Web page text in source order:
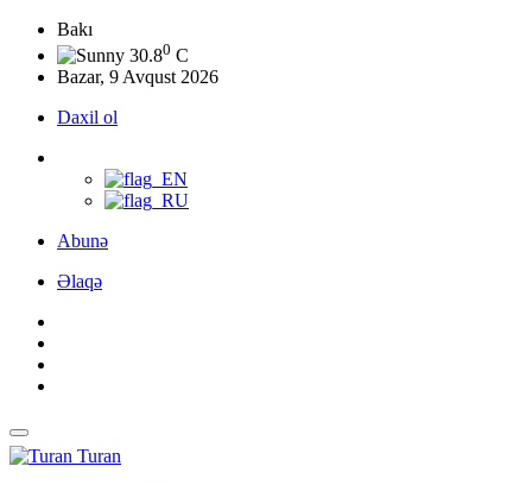
Bakı
30.80 C
Bazar, 9 Avqust 2026
Daxil ol
Abunə
Əlaqə
Turan